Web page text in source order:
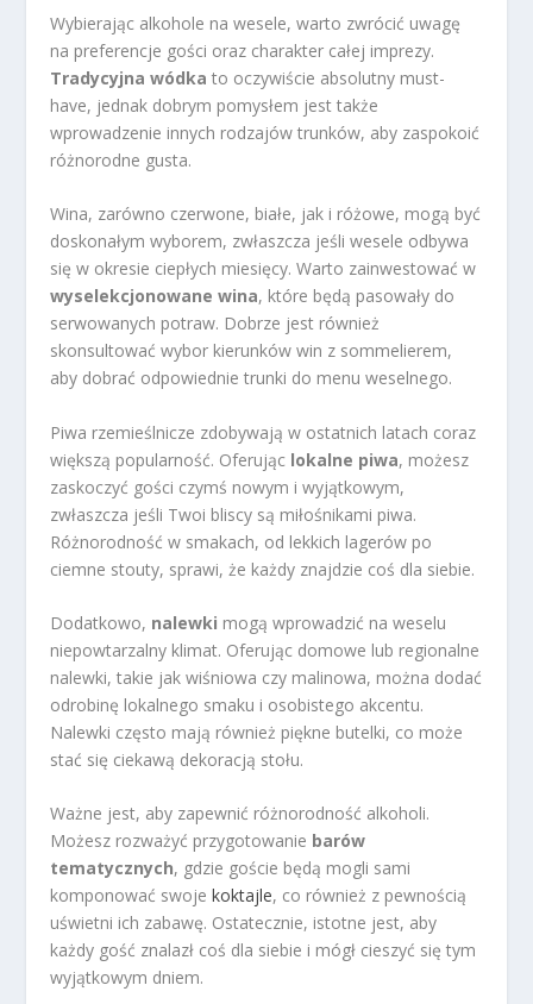
Wybierając alkohole na wesele, warto zwrócić uwagę
na preferencje gości oraz charakter całej imprezy.
Tradycyjna wódka to oczywiście absolutny must-
have, jednak dobrym pomysłem jest także
wprowadzenie innych rodzajów trunków, aby zaspokoić
różnorodne gusta.
Wina, zarówno czerwone, białe, jak i różowe, mogą być
doskonałym wyborem, zwłaszcza jeśli wesele odbywa
się w okresie ciepłych miesięcy. Warto zainwestować w
wyselekcjonowane wina, które będą pasowały do
serwowanych potraw. Dobrze jest również
skonsultować wybor kierunków win z sommelierem,
aby dobrać odpowiednie trunki do menu weselnego.
Piwa rzemieślnicze zdobywają w ostatnich latach coraz
większą popularność. Oferując lokalne piwa, możesz
zaskoczyć gości czymś nowym i wyjątkowym,
zwłaszcza jeśli Twoi bliscy są miłośnikami piwa.
Różnorodność w smakach, od lekkich lagerów po
ciemne stouty, sprawi, że każdy znajdzie coś dla siebie.
Dodatkowo, nalewki mogą wprowadzić na weselu
niepowtarzalny klimat. Oferując domowe lub regionalne
nalewki, takie jak wiśniowa czy malinowa, można dodać
odrobinę lokalnego smaku i osobistego akcentu.
Nalewki często mają również piękne butelki, co może
stać się ciekawą dekoracją stołu.
Ważne jest, aby zapewnić różnorodność alkoholi.
Możesz rozważyć przygotowanie barów
tematycznych, gdzie goście będą mogli sami
komponować swojekoktajle, co również z pewnością
uświetni ich zabawę. Ostatecznie, istotne jest, aby
każdy gość znalazł coś dla siebie i mógł cieszyć się tym
wyjątkowym dniem.